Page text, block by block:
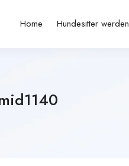
Home Hundesitter werden